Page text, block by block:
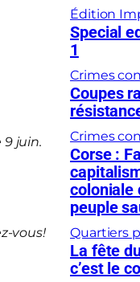
juin.
vous!
Édition
Special
1
Crimes
Coupes
Crimes
Corse :
coloniale
peuple
Quartiers
La fête
c’est le